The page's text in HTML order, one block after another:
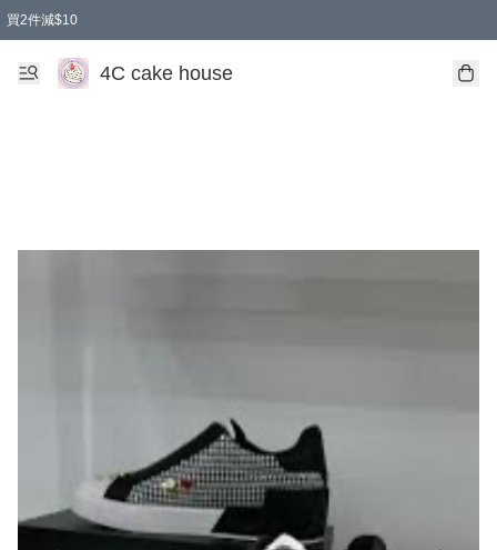
買2件減$10
任選兩件減$10
買兩盒減$10
買兩件減$10
買2件減$10
4C cake house